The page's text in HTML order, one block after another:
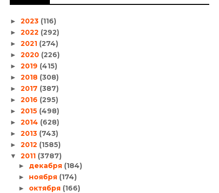
► 2023 (116)
► 2022 (292)
► 2021 (274)
► 2020 (226)
► 2019 (415)
► 2018 (308)
► 2017 (387)
► 2016 (295)
► 2015 (498)
► 2014 (628)
► 2013 (743)
► 2012 (1585)
▼ 2011 (3787)
► декабря (184)
► ноября (174)
► октября (166)